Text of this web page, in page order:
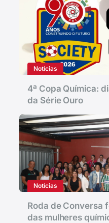
Notícias
4ª Copa Química:
da Série Ouro
Notícias
Roda de Conversa
das mulheres